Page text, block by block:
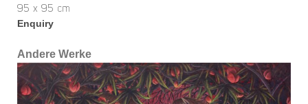
95 x 95 cm
Enquiry
Andere Werke